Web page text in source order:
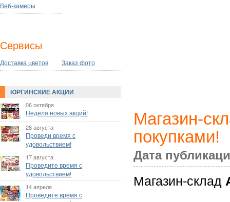
Веб-камеры
Сервисы
Доставка цветов Заказ фото
ЮРГИНСКИЕ АКЦИИ
06 октября
Неделя новых акций!
28 августа
Проведи время с
удовольствием!
17 августа
Проведите время с
удовольствием!
14 апреля
Проведите время с
Магазин-
покупками!
Дата
Магазин-склад